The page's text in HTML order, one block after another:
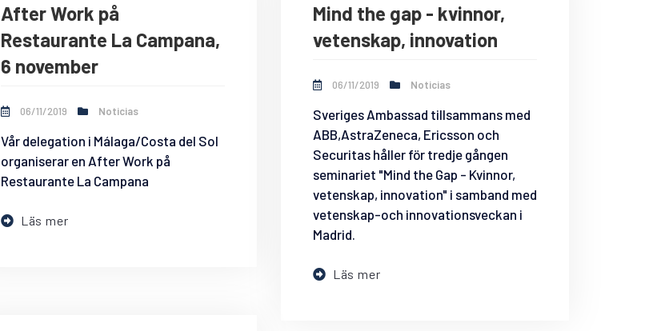
After Work på
Restaurante La Campana,
6 november
06/11/2019 Noticias
Vår delegation i Málaga/Costa del Sol
organiserar en After Work på
Restaurante La Campana
Läs mer
Mind the gap - kvinnor,
vetenskap, innovation
06/11/2019 Noticias
Sveriges Ambassad tillsammans med
ABB,AstraZeneca, Ericsson och
Securitas håller för tredje gången
seminariet "Mind the Gap - Kvinnor,
vetenskap, innovation" i samband med
vetenskap-och innovationsveckan i
Madrid.
Läs mer